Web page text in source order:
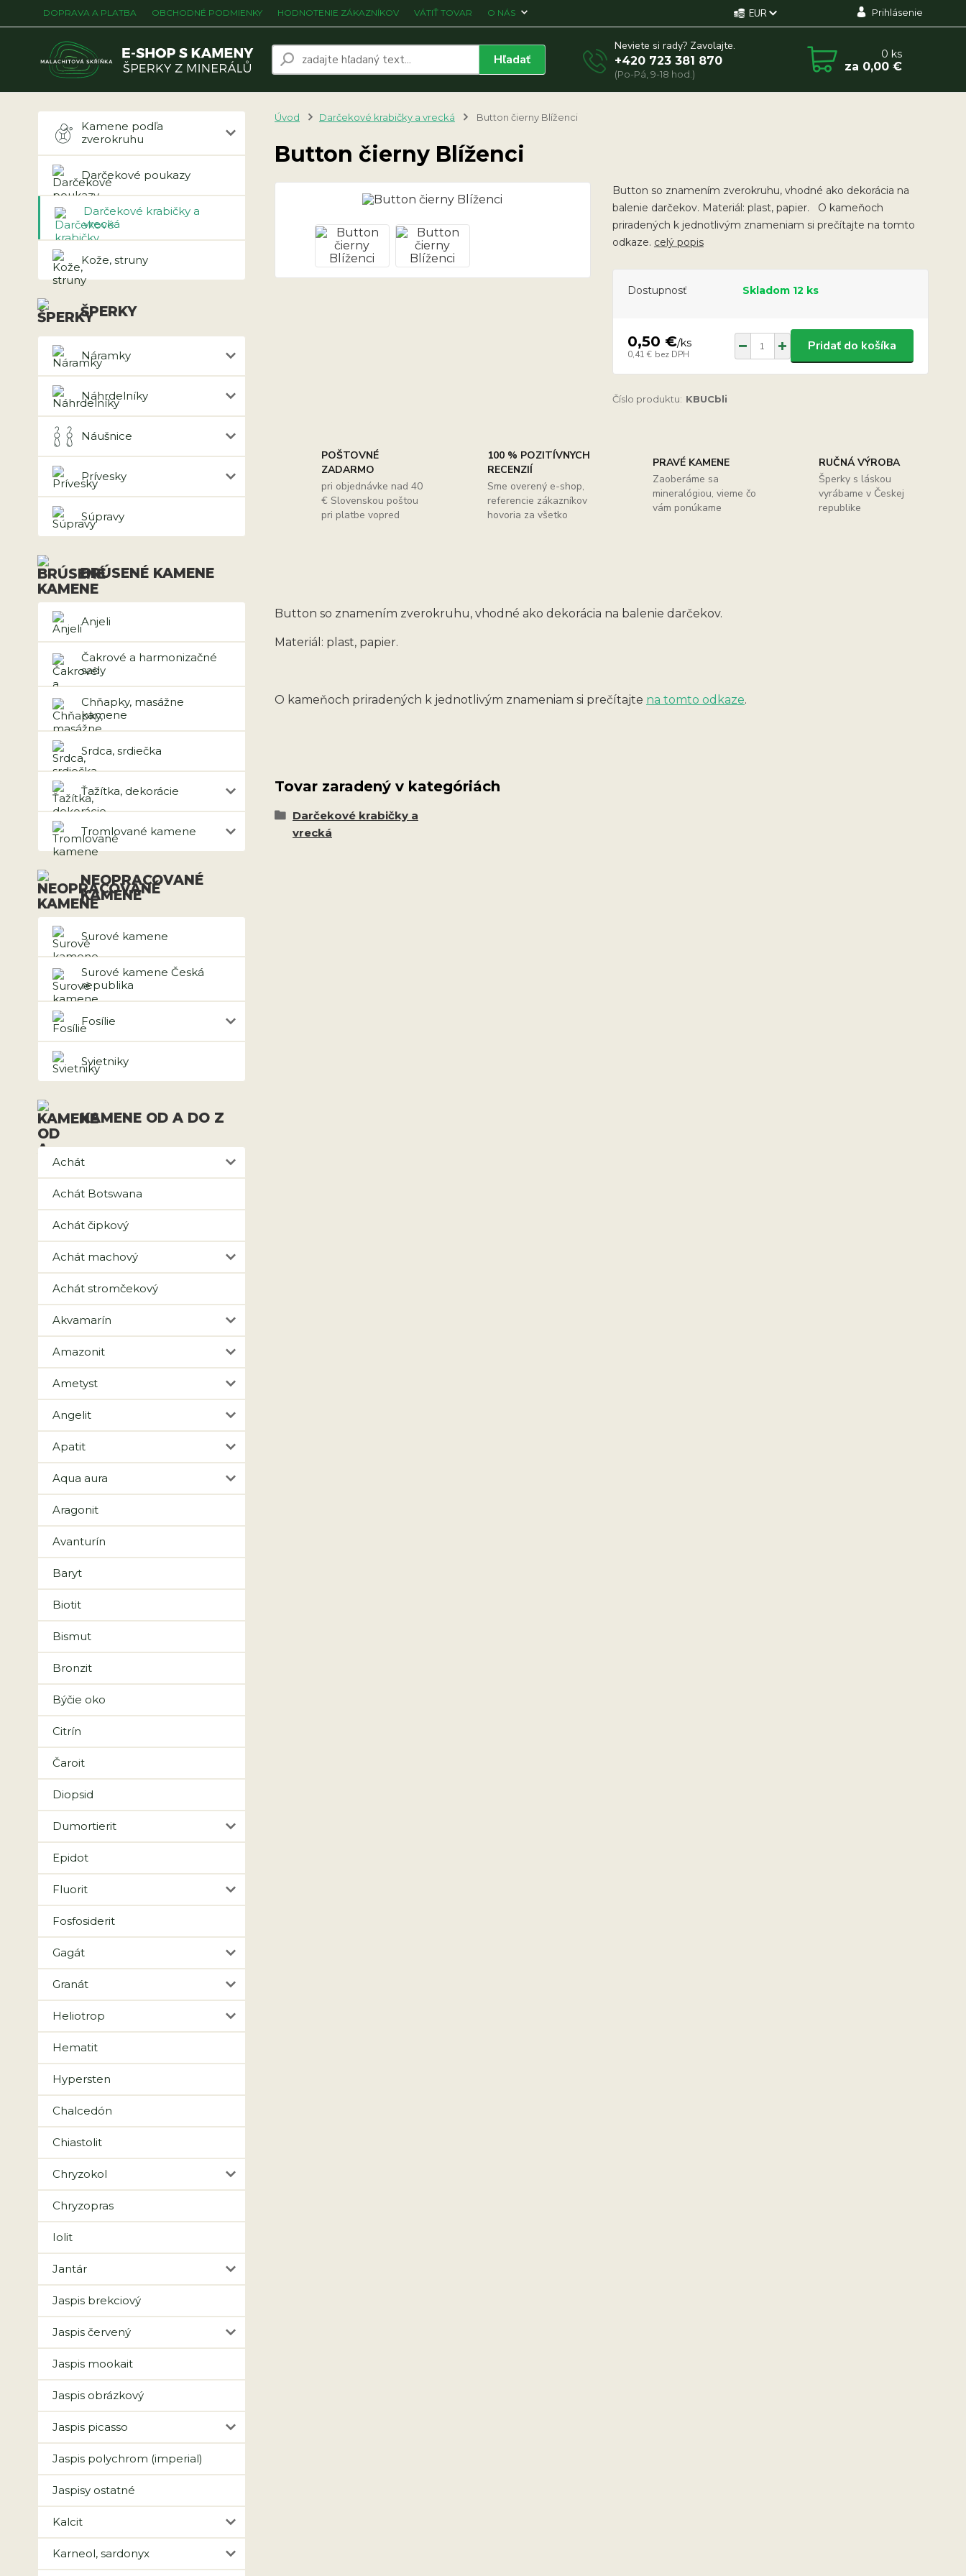
DOPRAVA A PLATBA OBCHODNÉ PODMIENKY HODNOTENIE ZÁKAZNÍKOV VÁTIŤ TOVAR O NÁS EUR Prihlásenie
Hľadať
Neviete si rady? Zavolajte.
+420 723 381 870
(Po-Pá, 9-18 hod.)
0 ks
za 0,00 €
Kamene podľa
zverokruhu
Darčekové poukazy
Darčekové krabičky a
vrecká
Kože, struny
ŠPERKY
Náramky
Náhrdelníky
Náušnice
Prívesky
Súpravy
BRÚSENÉ KAMENE
Anjeli
Čakrové a harmonizačné
sady
Chňapky, masážne
kamene
Srdca, srdiečka
Ťažítka, dekorácie
Tromlované kamene
NEOPRACOVANÉ
KAMENE
Surové kamene
Surové kamene Česká
republika
Fosílie
Svietniky
KAMENE OD A DO Z
Achát
Achát Botswana
Achát čipkový
Achát machový
Achát stromčekový
Akvamarín
Amazonit
Ametyst
Angelit
Apatit
Aqua aura
Aragonit
Avanturín
Baryt
Biotit
Bismut
Bronzit
Býčie oko
Citrín
Čaroit
Diopsid
Dumortierit
Epidot
Fluorit
Fosfosiderit
Gagát
Granát
Heliotrop
Hematit
Hypersten
Chalcedón
Chiastolit
Chryzokol
Chryzopras
Iolit
Jantár
Jaspis brekciový
Jaspis červený
Jaspis mookait
Jaspis obrázkový
Jaspis picasso
Jaspis polychrom (imperial)
Jaspisy ostatné
Kalcit
Karneol, sardonyx
Úvod Darčekové krabičky a vrecká Button čierny Blíženci
Button čierny Blíženci
Button so znamením zverokruhu, vhodné ako dekorácia na
balenie darčekov. Materiál: plast, papier. O kameňoch
priradených k jednotlivým znameniam si prečítajte na tomto
odkaze. celý popis
Dostupnosť Skladom 12 ks
0,50 €/ks
0,41 € bez DPH
Pridať do košíka
Číslo produktu: KBUCbli
POŠTOVNÉ
ZADARMO
pri objednávke nad 40
€ Slovenskou poštou
pri platbe vopred
100 % POZITÍVNYCH
RECENZIÍ
Sme overený e-shop,
referencie zákazníkov
hovoria za všetko
PRAVÉ KAMENE
Zaoberáme sa
mineralógiou, vieme čo
vám ponúkame
RUČNÁ VÝROBA
Šperky s láskou
vyrábame v Českej
republike
Button so znamením zverokruhu, vhodné ako dekorácia na balenie darčekov.
Materiál: plast, papier.
O kameňoch priradených k jednotlivým znameniam si prečítajte na tomto odkaze.
Tovar zaradený v kategóriách
Darčekové krabičky a
vrecká